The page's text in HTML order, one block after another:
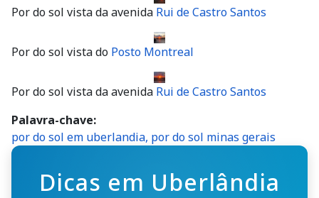
Por do sol vista da avenida Rui de Castro Santos
Por do sol vista do Posto Montreal
Por do sol vista da avenida Rui de Castro Santos
Palavra-chave
por do sol em uberlandia, por do sol minas gerais
Dicas em Uberlândia